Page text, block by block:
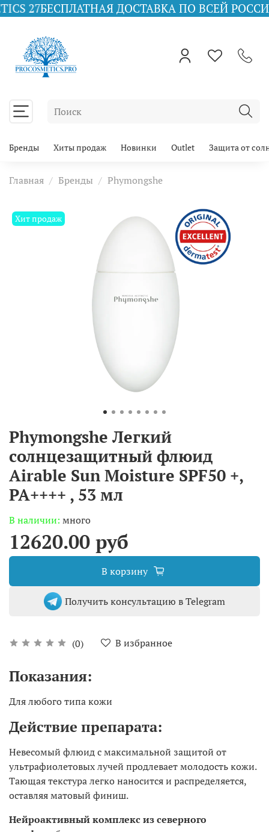
ДОСТАВКА ПО ВСЕЙ РОССИИ ПРИ
Бренды Хиты продаж Новинки Outlet Защита от
Главная Бренды Phymongshe
Хит продаж
Phymongshe Легкий
солнцезащитный флюид
Airable Sun Moisture SPF50 +,
PA++++ , 53 мл
(0) В избранное
В наличии: много
12620.00 руб
В корзину
Получить консультацию в Telegram
Показания:
Для любого типа кожи
Действие препарата:
Невесомый флюид с максимальной защитой от
ультрафиолетовых лучей продлевает молодость кожи.
Тающая текстура легко наносится и распределяется,
оставляя матовый финиш.
Нейроактивный комплекс из северного